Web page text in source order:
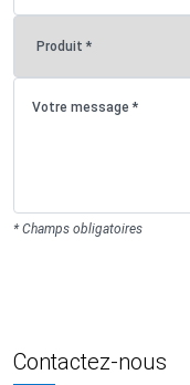
* Champs obligatoires
Contactez-nous